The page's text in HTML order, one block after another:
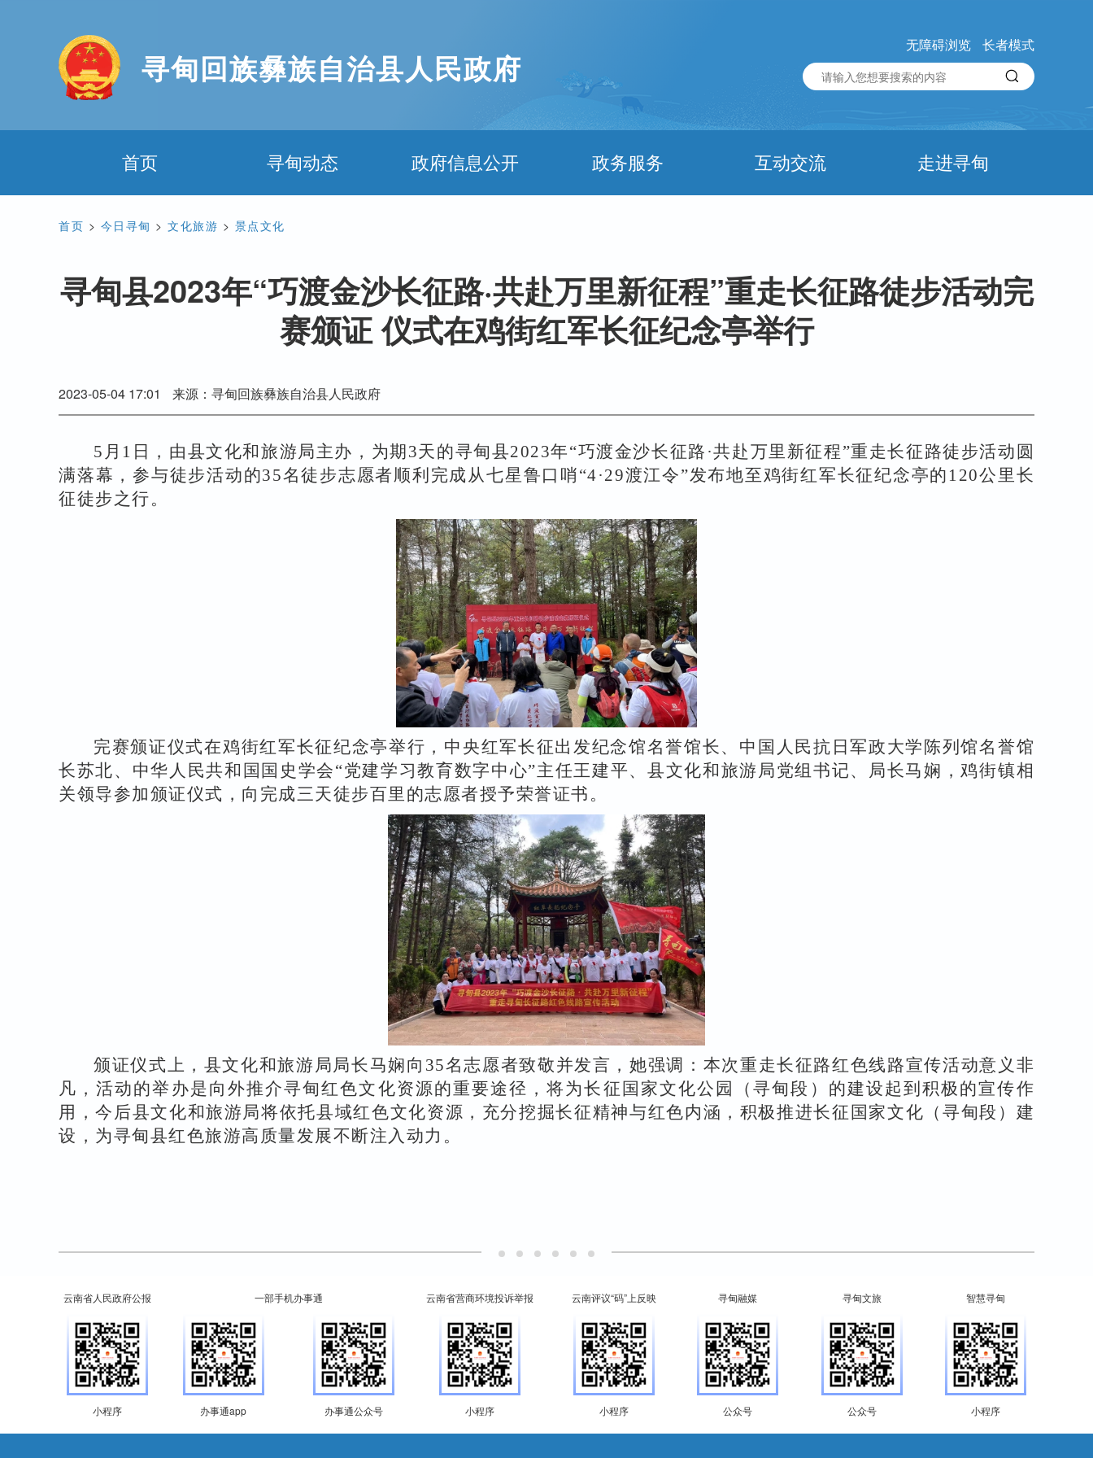
寻甸回族彝族自治县人民政府
无障碍浏览 长者模式
首页 寻甸动态 政府信息公开 政务服务 互动交流 走进寻甸
首页 > 今日寻甸 > 文化旅游 > 景点文化
寻甸县2023年“巧渡金沙长征路·共赴万里新征程”重走长征路徒步活动完
赛颁证 仪式在鸡街红军长征纪念亭举行
2023-05-04 17:01 来源：寻甸回族彝族自治县人民政府
5月1日， 由县文化和旅游局主办，为期3天的寻甸县2023年“巧渡金沙长征路·共赴万里新征程”重走长征路徒步活动 圆
满落幕，参与徒步活动的35名徒步志愿者顺利完成从七星鲁口哨“4·29渡江令”发布地至鸡街红军长征纪念亭的120公里长
征徒步之行。
完赛颁证仪式在鸡街红军长征纪念亭举行， 中央红军长征出发纪念馆名誉馆长、中国人民抗日军政大学陈列馆名誉馆
长苏北、中华人民共和国国史学会“党建学习教育数字中心”主任王建平、县文化和旅游局党组书记、局长马娴，鸡街镇相
关领导参加颁证仪式， 向完成三天徒步百里的志愿者授予荣誉证书。
颁证仪式上，县文化和旅游局局长马娴向35名志愿者致敬并发言，她强调： 本次重走长征路红色线路宣传活动意义非
凡 ，活动的举办是向外推介寻甸红色文化资源的重要途径，将为长征国家文化公园（寻甸段）的建设起到积极的宣传作
用，今后县文化和旅游局将依托县域红色文化资源，充分挖掘长征精神与红色内涵，积极推进长征国家文化（寻甸段）建
设，为寻甸县红色旅游高质量发展不断注入动力。
云南省人民政府公报
小程序
一部手机办事通
办事通app 办事通公众号
云南省营商环境投诉举报
小程序
云南评议“码”上反映
小程序
寻甸融媒
公众号
寻甸文旅
公众号
智慧寻甸
小程序